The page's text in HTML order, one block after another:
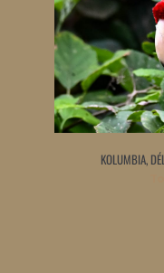
KOLUMBIA,